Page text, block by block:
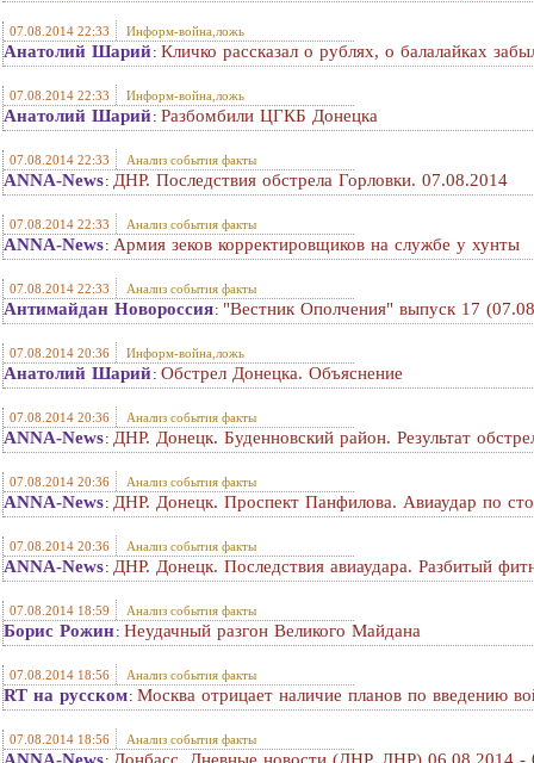
07.08.2014 22:33 Информ-война,ложь
Анатолий Шарий: Кличко рассказал о рублях, о балалайках
07.08.2014 22:33 Информ-война,ложь
Анатолий Шарий: Разбомбили ЦГКБ Донецка
07.08.2014 22:33 Анализ события факты
ANNA-News: ДНР. Последствия обстрела Горловки. 07.08.2014
07.08.2014 22:33 Анализ события факты
ANNA-News: Армия зеков корректировщиков на службе у хунты
07.08.2014 22:33 Анализ события факты
Антимайдан Новороссия: "Вестник Ополчения" выпуск 17
07.08.2014 20:36 Информ-война,ложь
Анатолий Шарий: Обстрел Донецка. Объяснение
07.08.2014 20:36 Анализ события факты
ANNA-News: ДНР. Донецк. Буденновский район. Результат
07.08.2014 20:36 Анализ события факты
ANNA-News: ДНР. Донецк. Проспект Панфилова. Авиаудар по
07.08.2014 20:36 Анализ события факты
ANNA-News: ДНР. Донецк. Последствия авиаудара. Разбитый
07.08.2014 18:59 Анализ события факты
Борис Рожин: Неудачный разгон Великого Майдана
07.08.2014 18:56 Анализ события факты
RT на русском: Москва отрицает наличие планов по введению
07.08.2014 18:56 Анализ события факты